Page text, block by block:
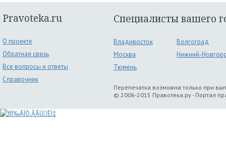
Pravoteka.ru
О проекте
Обратная связь
Все вопросы и ответы
Справочник
Специалисты вашего
Владивосток
Волгоград
Москва
Нижний-
Тюмень
Перепечатка возможна только при
© 2006-2015 Правотека.ру - Портал